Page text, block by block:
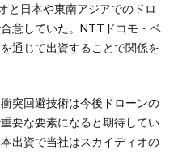
と日本や東南アジアでのドロ
意していた。NTTドコモ・ベ
通じて出資することで関係を
突回避技術は今後ドローンの
要な要素になると期待してい
出資で当社はスカイディオの